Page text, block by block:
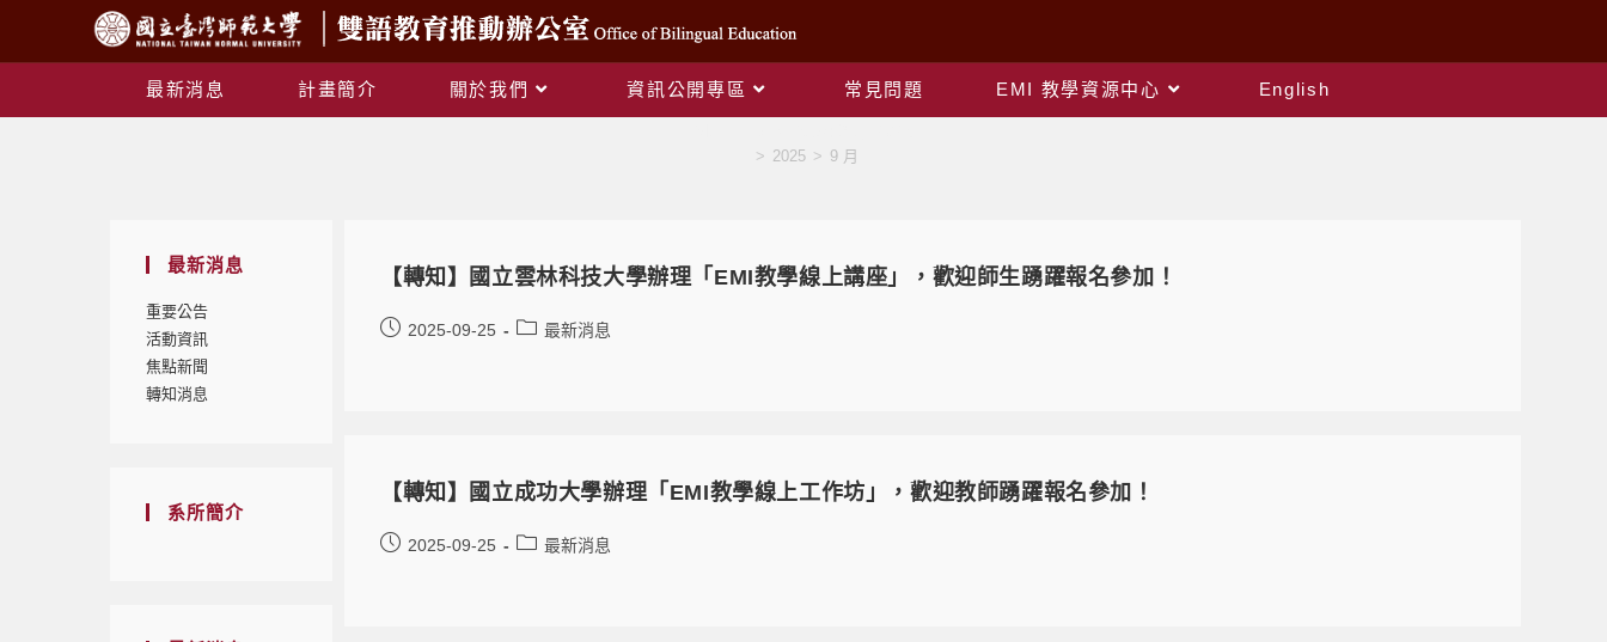
最新消息 計畫簡介 關於我們 資訊公開專區 常見問題 EMI 教學資源中心 English
> 2025 > 9 月
最新消息
重要公告
活動資訊
焦點新聞
轉知消息
系所簡介
【轉知】國立雲林科技大學辦理「EMI教學線上講座」，歡迎師生踴躍報名參加！
2025-09-25 最新消息
【轉知】國立成功大學辦理「EMI教學線上工作坊」，歡迎教師踴躍報名參加！
2025-09-25 最新消息